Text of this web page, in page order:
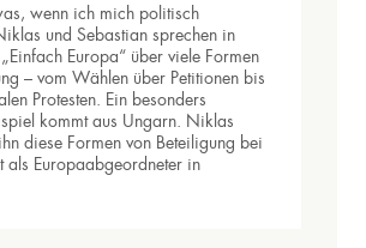
wenn ich mich politisch
und Sebastian sprechen in
Europa“ über viele Formen
– vom Wählen über Petitionen bis
Protesten. Ein besonders
kommt aus Ungarn. Niklas
diese Formen von Beteiligung bei
als Europaabgeordneter in